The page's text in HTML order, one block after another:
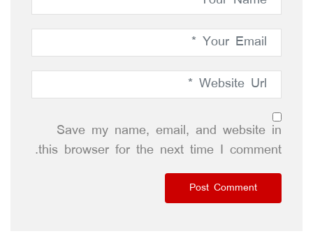
Save my name, email, and website in
this browser for the next time I comment.